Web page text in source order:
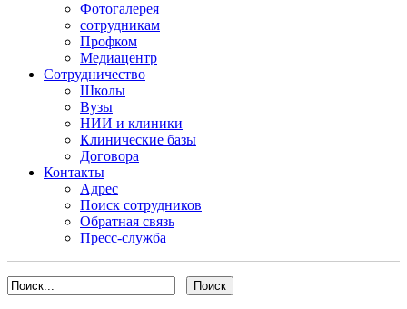
Фотогалерея
сотрудникам
Профком
Медиацентр
Сотрудничество
Школы
Вузы
НИИ и клиники
Клинические базы
Договора
Контакты
Адрес
Поиск сотрудников
Обратная связь
Пресс-служба